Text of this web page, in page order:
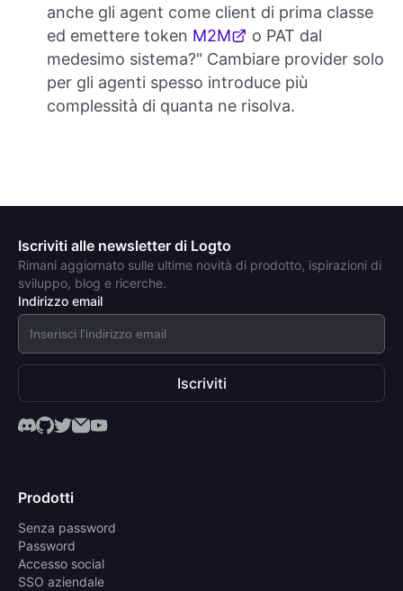
anche gli agent come client di prima classe
ed emettere token M2M
o PAT dal
medesimo sistema?" Cambiare provider solo
per gli agenti spesso introduce più
complessità di quanta ne risolva.
Iscriviti alle newsletter di Logto
Rimani aggiornato sulle ultime novità di prodotto, ispirazioni di
sviluppo, blog e ricerche.
Indirizzo email
Iscriviti
Prodotti
Senza password
Password
Accesso social
SSO aziendale